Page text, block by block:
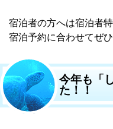
宿泊者の方へは宿泊者
宿泊予約に合わせてぜ
今年も「
た！！